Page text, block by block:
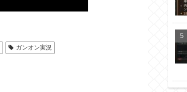
ガンオン実況